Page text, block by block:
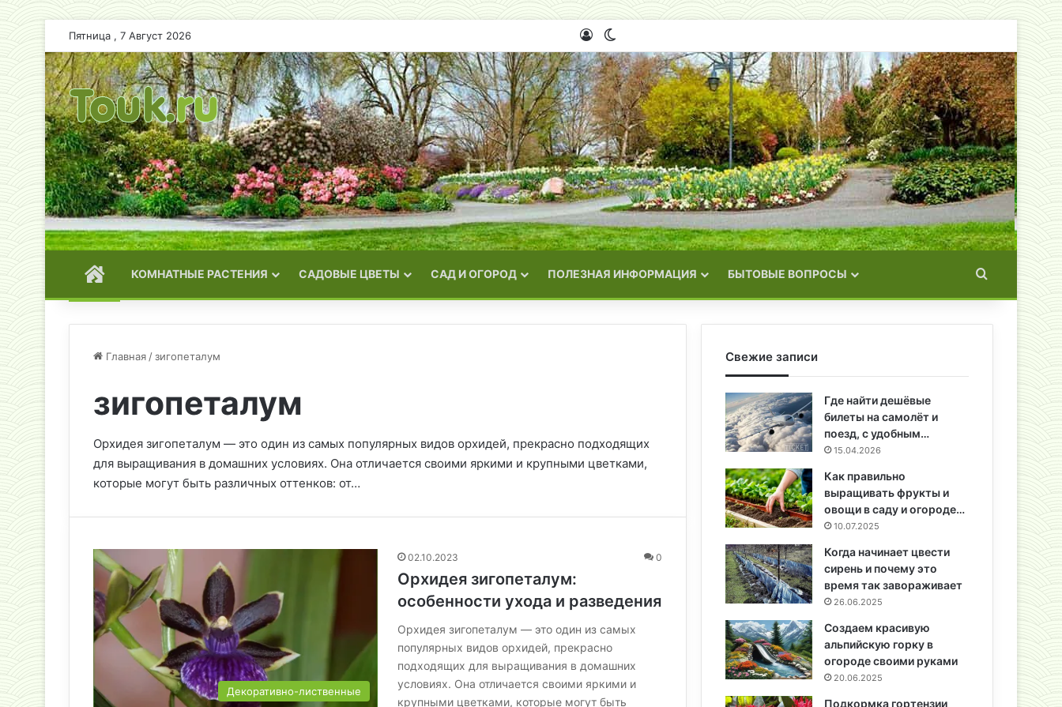
Пятница , 7 Август 2026 Войти
ГЛАВНАЯКОМНАТНЫЕ РАСТЕНИЯ САДОВЫЕ ЦВЕТЫ САД И ОГОРОД ПОЛЕЗНАЯ ИНФОРМАЦИЯ БЫТОВЫЕ ВОПРОСЫ Искать
Главная /зигопеталум
зигопеталум
Орхидея зигопеталум — это один из самых популярных видов орхидей, прекрасно подходящих
для выращивания в домашних условиях. Она отличается своими яркими и крупными цветками,
которые могут быть различных оттенков: от…
Декоративно-лиственные
02.10.2023 0
Орхидея зигопеталум:
особенности ухода и разведения
Орхидея зигопеталум — это один из самых
популярных видов орхидей, прекрасно
подходящих для выращивания в домашних
условиях. Она отличается своими яркими и
крупными цветками, которые могут быть
Свежие записи
Где найти дешёвые
билеты на самолёт и
поезд, с удобным…
15.04.2026
Как правильно
выращивать фрукты и
овощи в саду и огороде…
10.07.2025
Когда начинает цвести
сирень и почему это
время так завораживает
26.06.2025
Создаем красивую
альпийскую горку в
огороде своими руками
20.06.2025
Подкормка гортензии